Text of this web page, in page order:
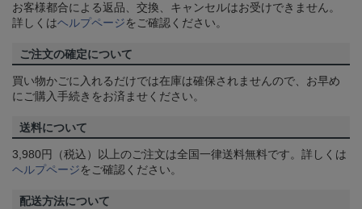
お客様都合による返品、交換、キャンセルはお受けできません。
詳しくはヘルプページをご確認ください。
ご注文の確定について
買い物かごに入れるだけでは在庫は確保されませんので、お早め
にご購入手続きをお済ませください。
送料について
3,980円（税込）以上のご注文は全国一律送料無料です。詳しくは
ヘルプページをご確認ください。
配送方法について